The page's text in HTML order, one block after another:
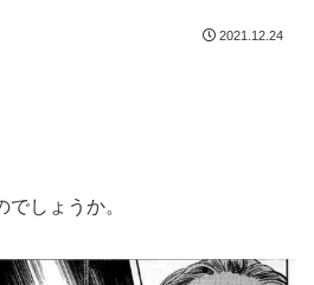
2021.12.24
しょうか。